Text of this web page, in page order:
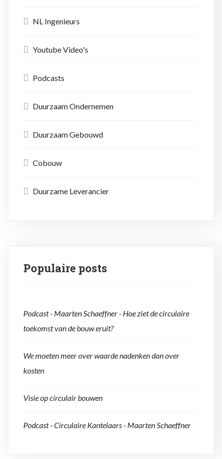
NL Ingenieurs
Youtube Video's
Podcasts
Duurzaam Ondernemen
Duurzaam Gebouwd
Cobouw
Duurzame Leverancier
Populaire posts
Podcast - Maarten Schaeffner - Hoe ziet de circulaire
toekomst van de bouw eruit?
We moeten meer over waarde nadenken dan over
kosten
Visie op circulair bouwen
Podcast - Circulaire Kantelaars - Maarten Schaeffner